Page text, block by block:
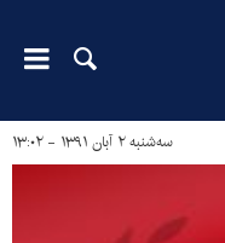
سه‌شنبه ۲ آبان ۱۳۹۱ - ۱۳:۰۲